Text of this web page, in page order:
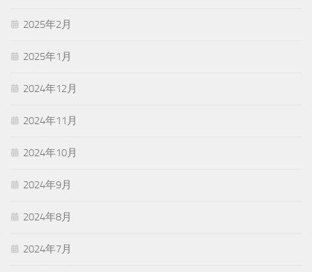
2025年2月
2025年1月
2024年12月
2024年11月
2024年10月
2024年9月
2024年8月
2024年7月